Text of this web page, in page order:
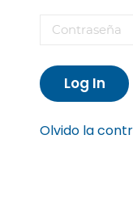
Log In
Olvido la